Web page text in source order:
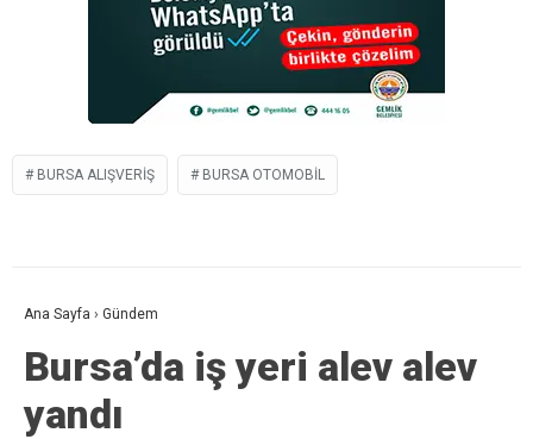
BURSA ALIŞVERIŞ BURSA OTOMOBIL
Ana Sayfa › Gündem
Bursa’da iş yeri alev alev
yandı